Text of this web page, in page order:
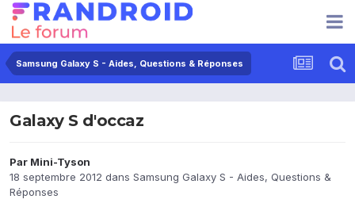
Samsung Galaxy S - Aides, Questions & Réponses
Galaxy S d'occaz
Par Mini-Tyson
18 septembre 2012 dans Samsung Galaxy S - Aides, Questions &
Réponses